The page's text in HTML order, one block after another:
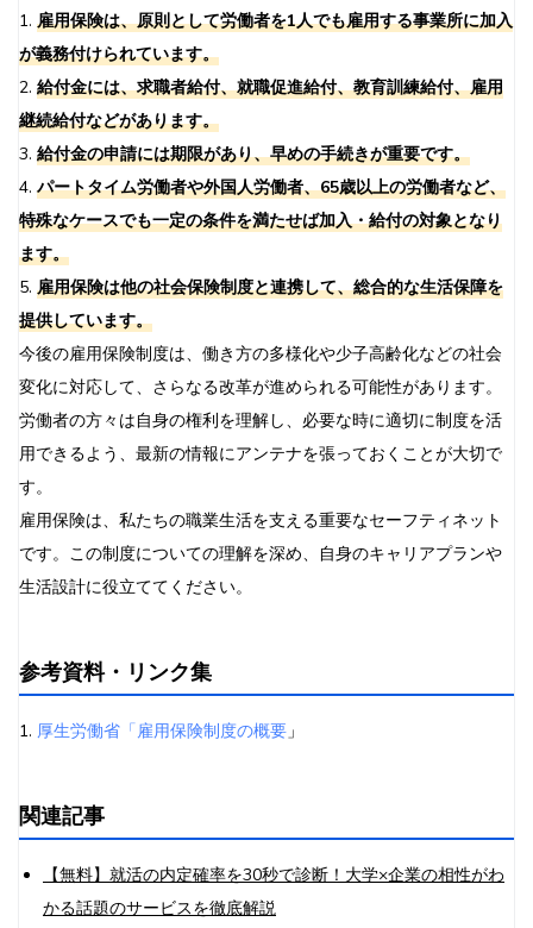
1. 雇用保険は、原則として労働者を1人でも雇用する事業所に加入
が義務付けられています。
2. 給付金には、求職者給付、就職促進給付、教育訓練給付、雇用
継続給付などがあります。
3. 給付金の申請には期限があり、早めの手続きが重要です。
4. パートタイム労働者や外国人労働者、65歳以上の労働者など、
特殊なケースでも一定の条件を満たせば加入・給付の対象となり
ます。
5. 雇用保険は他の社会保険制度と連携して、総合的な生活保障を
提供しています。
今後の雇用保険制度は、働き方の多様化や少子高齢化などの社会
変化に対応して、さらなる改革が進められる可能性があります。
労働者の方々は自身の権利を理解し、必要な時に適切に制度を活
用できるよう、最新の情報にアンテナを張っておくことが大切で
す。
雇用保険は、私たちの職業生活を支える重要なセーフティネット
です。この制度についての理解を深め、自身のキャリアプランや
生活設計に役立ててください。
参考資料・リンク集
1. 厚生労働省「雇用保険制度の概要」
関連記事
【無料】就活の内定確率を30秒で診断！大学×企業の相性がわ
かる話題のサービスを徹底解説